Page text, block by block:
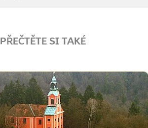
PŘEČTĚTE SI TAKÉ